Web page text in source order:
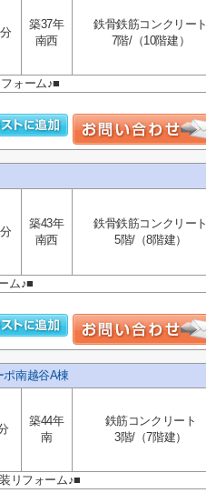
築37年
南西
鉄骨鉄筋コンクリート
7階/（10階建）
ォーム♪■
築43年
南西
鉄骨鉄筋コンクリート
5階/（8階建）
ム♪■
ポ南越谷A棟
築44年
南
鉄筋コンクリート
3階/（7階建）
リフォーム♪■